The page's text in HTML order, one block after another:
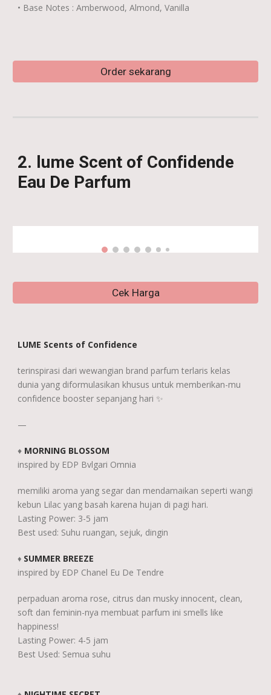
• Base Notes : Amberwood, Almond, Vanilla
Order sekarang
2. lume Scent of Confidende
Eau De Parfum
Cek Harga
LUME Scents of Confidence
terinspirasi dari wewangian brand parfum terlaris kelas
dunia yang diformulasikan khusus untuk memberikan-mu
confidence booster sepanjang hari ✨
—
♦ MORNING BLOSSOM
inspired by EDP Bvlgari Omnia
memiliki aroma yang segar dan mendamaikan seperti wangi
kebun Lilac yang basah karena hujan di pagi hari.
Lasting Power: 3-5 jam
Best used: Suhu ruangan, sejuk, dingin
♦ SUMMER BREEZE
inspired by EDP Chanel Eu De Tendre
perpaduan aroma rose, citrus dan musky innocent, clean,
soft dan feminin-nya membuat parfum ini smells like
happiness!
Lasting Power: 4-5 jam
Best Used: Semua suhu